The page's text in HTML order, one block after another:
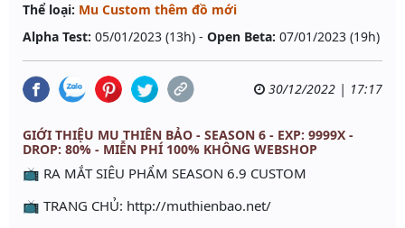
Thể loại: Mu Custom thêm đồ mới
Alpha Test: 05/01/2023 (13h) - Open Beta: 07/01/2023 (19h)
30/12/2022 | 17:17
GIỚI THIỆU MU THIÊN BẢO - SEASON 6 - EXP: 9999X -
DROP: 80% - MIỄN PHÍ 100% KHÔNG WEBSHOP
📺 RA MẮT SIÊU PHẨM SEASON 6.9 CUSTOM
📺 TRANG CHỦ: http://muthienbao.net/